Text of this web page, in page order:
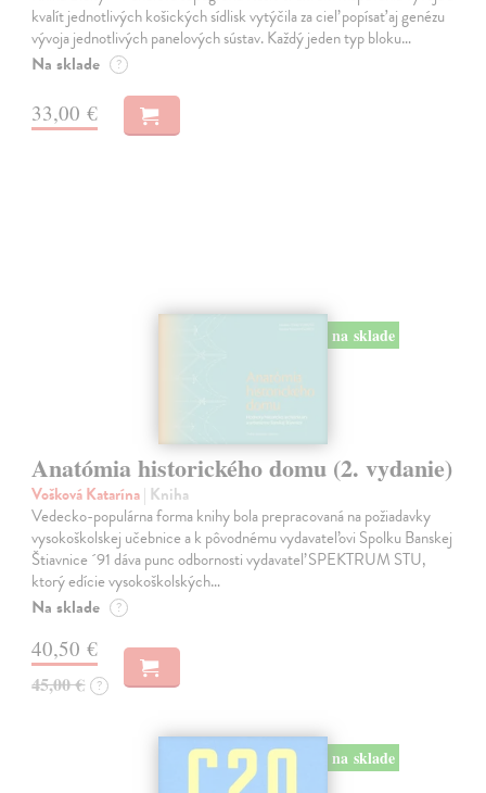
kvalít jednotlivých košických sídlisk vytýčila za cieľ popísať aj genézu
vývoja jednotlivých panelových sústav. Každý jeden typ bloku…
Na sklade ?
33,00 €
na sklade
Anatómia historického domu (2. vydanie)
Vošková Katarína| Kniha
Vedecko-populárna forma knihy bola prepracovaná na požiadavky
vysokoškolskej učebnice a k pôvodnému vydavateľovi Spolku Banskej
Štiavnice ´91 dáva punc odbornosti vydavateľ SPEKTRUM STU,
ktorý edície vysokoškolských…
Na sklade ?
40,50 €
45,00 € ?
na sklade